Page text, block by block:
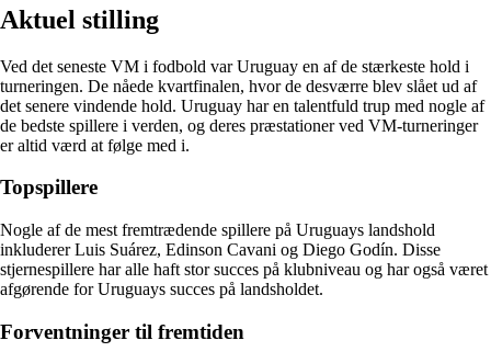
Aktuel stilling
Ved det seneste VM i fodbold var Uruguay en af de stærkeste hold i
turneringen. De nåede kvartfinalen, hvor de desværre blev slået ud af
det senere vindende hold. Uruguay har en talentfuld trup med nogle af
de bedste spillere i verden, og deres præstationer ved VM-turneringer
er altid værd at følge med i.
Topspillere
Nogle af de mest fremtrædende spillere på Uruguays landshold
inkluderer Luis Suárez, Edinson Cavani og Diego Godín. Disse
stjernespillere har alle haft stor succes på klubniveau og har også været
afgørende for Uruguays succes på landsholdet.
Forventninger til fremtiden